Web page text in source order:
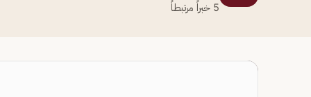
5 خبراً مرتبطاً